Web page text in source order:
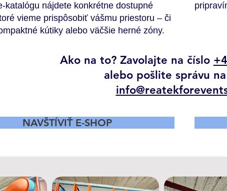
katalógu nájdete konkrétne dostupné
vieme prispôsobiť vášmu priestoru – či
kútiky alebo väčšie herné zóny.
Ako na to? Zavolajte na číslo
alebo pošlite správu
NAVŠTÍVIŤ E-SHOP